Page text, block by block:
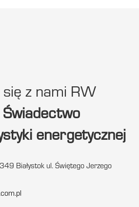
z nami RW
Świadectwo
energetycznej
Białystok ul. Świętego Jerzego